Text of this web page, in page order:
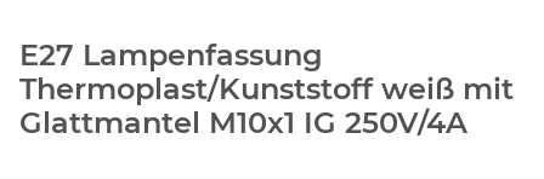
E27 Lampenfassung
Thermoplast/Kunststoff weiß mit
Glattmantel M10x1 IG 250V/4A